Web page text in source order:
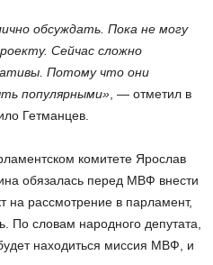
обсуждать. Пока не могу
Сейчас сложно
Потому что они
популярными», — отметил в
Гетманцев.
комитете Ярослав
обязалась перед МВФ внести
на рассмотрение в парламент,
По словам народного депутата,
находиться миссия МВФ, и